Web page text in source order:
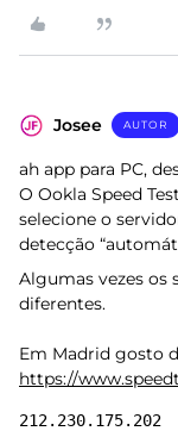
Josee AUTOR
ah app para PC,
O Ookla Speed
selecione o
detecção
Algumas vezes os
diferentes.
Em Madrid gosto
https://
212.230.175.202